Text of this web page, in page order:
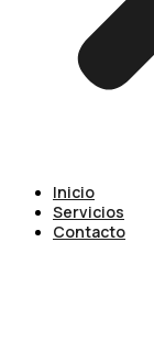
Inicio
Servicios
Contacto